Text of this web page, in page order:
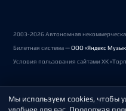
2003-2026 Автономная
Билетная система —ООО «Яндекс
Условия пользования сайтами ХК
Политика обработки персональных
Мы используем cookies, чтобы